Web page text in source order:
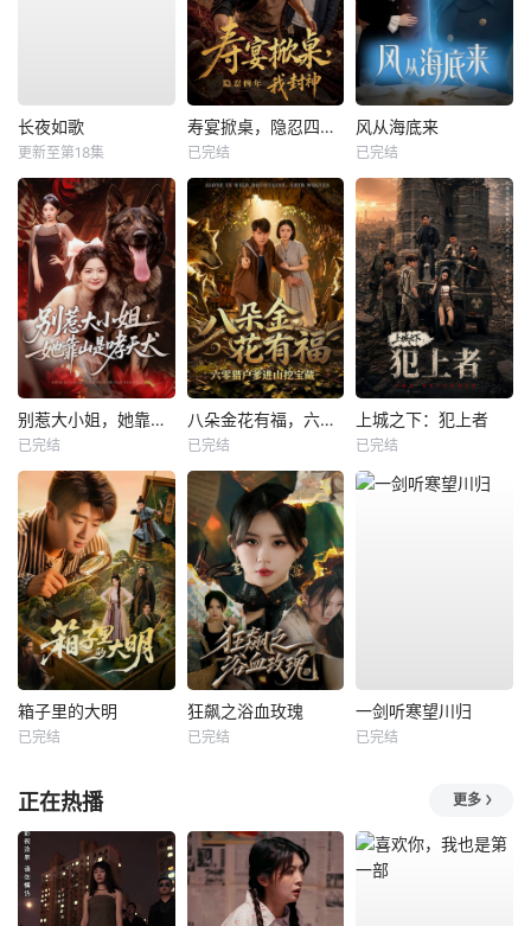
长夜如歌
更新至第18集
寿宴掀桌，隐忍四年我封神
已完结
风从海底来
已完结
别惹大小姐，她靠山是哮天犬
已完结
八朵金花有福，六零猎户爹进山挖宝藏
已完结
上城之下：犯上者
已完结
箱子里的大明
已完结
狂飙之浴血玫瑰
已完结
一剑听寒望川归
已完结
正在热播 更多